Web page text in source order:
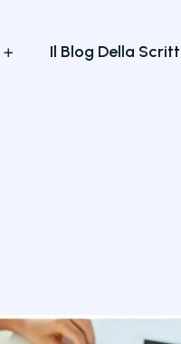
Il Blog Della